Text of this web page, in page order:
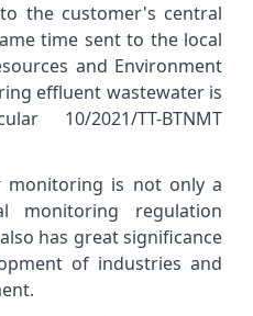
the customer's central
time sent to the local
and Environment
effluent wastewater is
10/2021/TT-BTNMT
monitoring is not only a
monitoring regulation
has great significance
of industries and